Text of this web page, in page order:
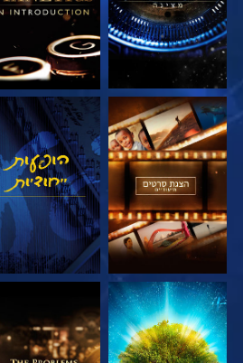
בדוק את הסדרה צפה
בדוק את הסדרה בדוק את הסדרה